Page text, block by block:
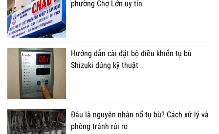
phường Chợ Lớn uy tín
Hướng dẫn cài đặt bộ điều khiển tụ bù
Shizuki đúng kỹ thuật
Đâu là nguyên nhân nổ tụ bù? Cách xử lý và
phòng tránh rủi ro